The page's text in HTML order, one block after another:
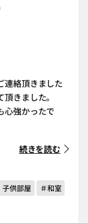
連絡頂きました
きました。
心強かったで
続きを読む
子供部屋
＃和室